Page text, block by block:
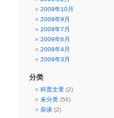
2009年10月
2009年9月
2009年7月
2009年6月
2009年4月
2009年3月
分类
科普文章 (2)
未分类 (56)
杂谈 (2)